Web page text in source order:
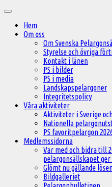
innehåll
Huvudmeny
Hem
Om oss
Om Svenska
Styrelse och övriga
Kontakt i länen
PS i bilder
PS i media
Landskapspelargoner
Integritetspolicy
Våra aktiviteter
Aktiviteter i Sverige
Nationella
PS favoritpelargon
Medlemssidorna
Var med och bidra till
pelargonsällskapet
Glömt nu gällande
Bildgalleriet